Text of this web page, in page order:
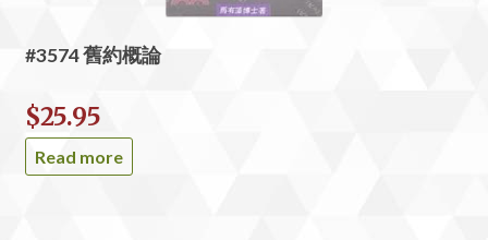
#3574 舊約概論
$25.95
Read more